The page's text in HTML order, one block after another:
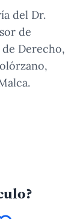
del Dr.
de
Derecho,